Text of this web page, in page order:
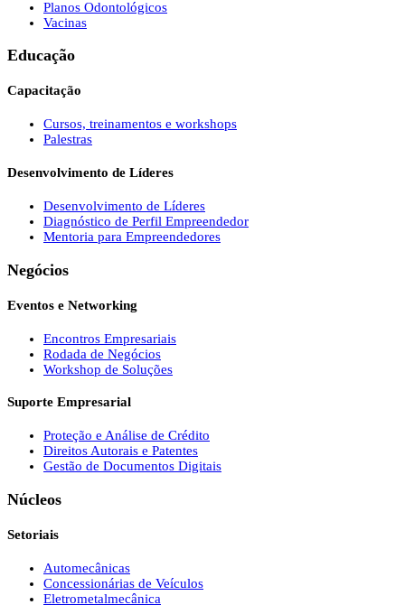
Planos Odontológicos
Vacinas
Educação
Capacitação
Cursos, treinamentos e workshops
Palestras
Desenvolvimento de Líderes
Desenvolvimento de Líderes
Diagnóstico de Perfil Empreendedor
Mentoria para Empreendedores
Negócios
Eventos e Networking
Encontros Empresariais
Rodada de Negócios
Workshop de Soluções
Suporte Empresarial
Proteção e Análise de Crédito
Direitos Autorais e Patentes
Gestão de Documentos Digitais
Núcleos
Setoriais
Automecânicas
Concessionárias de Veículos
Eletrometalmecânica